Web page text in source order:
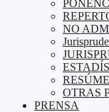
NO
OTRAS
PRENSA